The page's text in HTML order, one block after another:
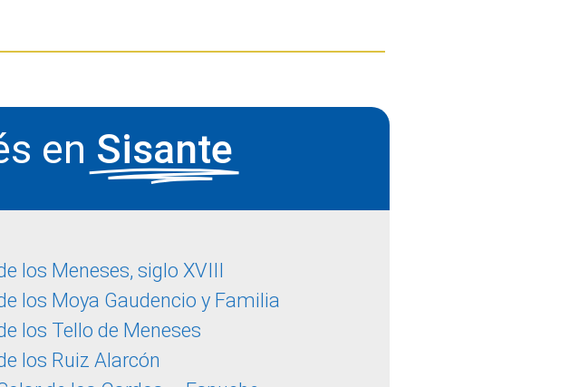
en Sisante
los Meneses, siglo XVIII
los Moya Gaudencio y Familia
los Tello de Meneses
los Ruiz Alarcón